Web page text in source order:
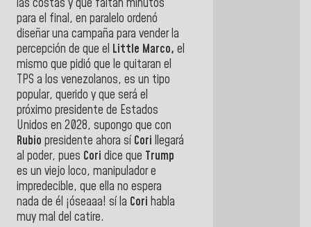
las costas y que faltan minutos
para el final, en paralelo ordenó
diseñar una campaña para vender la
percepción de que el Little Marco, el
mismo que pidió que le quitaran el
TPS a los venezolanos, es un tipo
popular, querido y que será el
próximo presidente de Estados
Unidos en 2028, supongo que con
Rubio presidente ahora sí Cori llegará
al poder, pues Cori dice que Trump
es un viejo loco, manipulador e
impredecible, que ella no espera
nada de él ¡óseaaa! sí la Cori habla
muy mal del catire.